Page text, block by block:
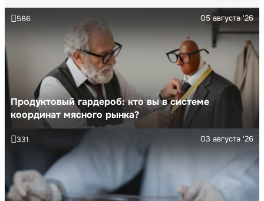
Продуктовый гардероб: кто вы в системе
координат мясного рынка?
05 августа '26
586
03 августа '26
331